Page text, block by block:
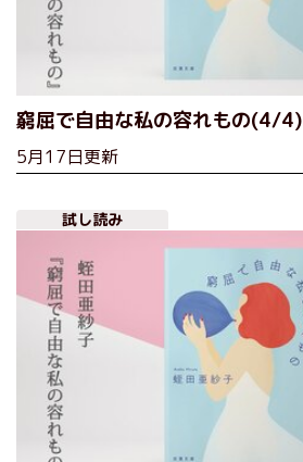
窮屈で自由な私の容れもの(4/4)
5月17日更新
試し読み